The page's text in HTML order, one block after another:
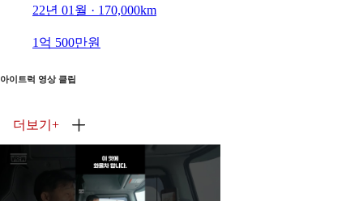
22년 01월 · 170,000km
1억 500만원
아이트럭 영상 클립
더보기 +